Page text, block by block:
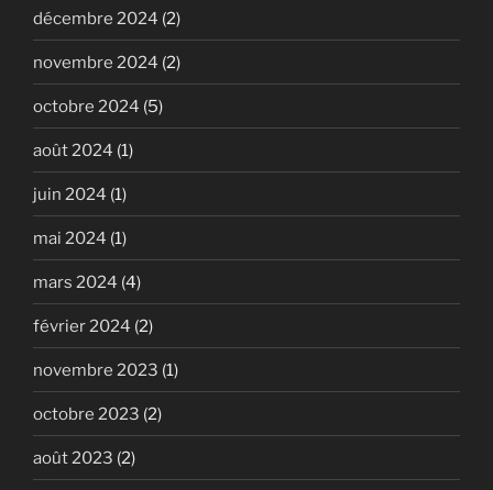
décembre 2024 (2)
novembre 2024 (2)
octobre 2024 (5)
août 2024 (1)
juin 2024 (1)
mai 2024 (1)
mars 2024 (4)
février 2024 (2)
novembre 2023 (1)
octobre 2023 (2)
août 2023 (2)